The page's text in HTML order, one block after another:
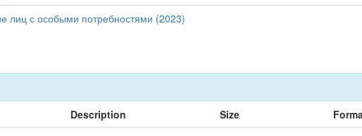
лиц с особыми потребностями (2023)
Description Size